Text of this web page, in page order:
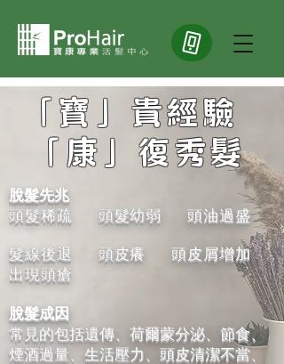
「寶」貴經驗
「康」復秀髮
脫髮先兆
頭髮稀疏 頭髮幼弱 頭油過盛
髮線後退 頭皮癢 頭皮屑增加
出現頭瘡
脫髮成因
常見的包括遺傳、荷爾蒙分泌、節食、
煙酒過量、生活壓力、頭皮清潔不當、